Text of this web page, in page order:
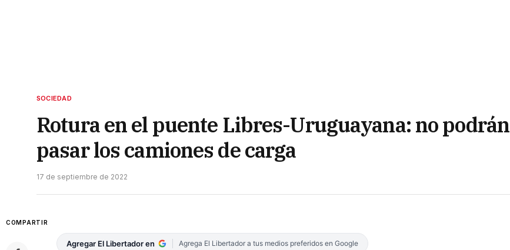
SOCIEDAD
Rotura en el puente Libres-Uruguayana: no podrán
pasar los camiones de carga
17 de septiembre de 2022
COMPARTIR
Agregar El Libertador en Agrega El Libertador a tus medios preferidos en Google